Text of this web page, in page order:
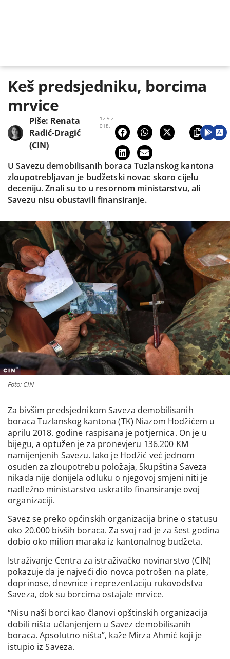
Keš predsjedniku, borcima
mrvice
12.9.2
018.
Piše: Renata
Radić-Dragić
(CIN)
U Savezu demobilisanih boraca Tuzlanskog kantona
zloupotrebljavan je budžetski novac skoro cijelu
deceniju. Znali su to u resornom ministarstvu, ali
Savezu nisu obustavili finansiranje.
Foto: CIN
Za bivšim predsjednikom Saveza demobilisanih
boraca Tuzlanskog kantona (TK) Niazom Hodžićem u
aprilu 2018. godine raspisana je potjernica. On je u
bijegu, a optužen je za pronevjeru 136.200 KM
namijenjenih Savezu. Iako je Hodžić već jednom
osuđen za zloupotrebu položaja, Skupština Saveza
nikada nije donijela odluku o njegovoj smjeni niti je
nadležno ministarstvo uskratilo finansiranje ovoj
organizaciji.
Savez se preko općinskih organizacija brine o statusu
oko 20.000 bivših boraca. Za svoj rad je za šest godina
dobio oko milion maraka iz kantonalnog budžeta.
Istraživanje Centra za istraživačko novinarstvo (CIN)
pokazuje da je najveći dio novca potrošen na plate,
doprinose, dnevnice i reprezentaciju rukovodstva
Saveza, dok su borcima ostajale mrvice.
“Nisu naši borci kao članovi opštinskih organizacija
dobili ništa učlanjenjem u Savez demobilisanih
boraca. Apsolutno ništa”, kaže Mirza Ahmić koji je
istupio iz Saveza.